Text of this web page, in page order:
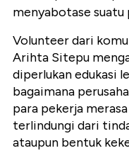
menyabotase suatu
Volunteer dari
Arihta Sitepu
diperlukan edukasi
bagaimana
para pekerja
terlindungi dari
ataupun bentuk